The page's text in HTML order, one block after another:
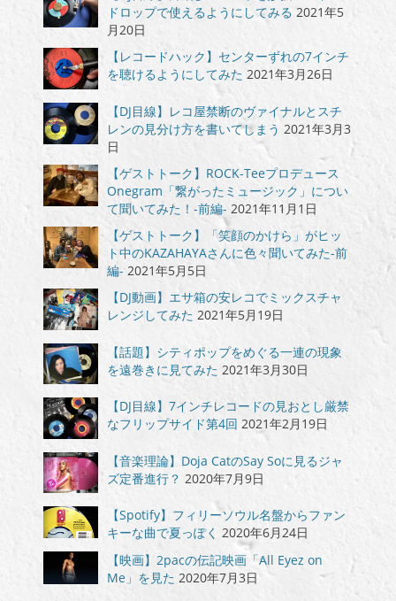
ドロップで使えるようにしてみる 2021年5
月20日
【レコードハック】センターずれの7インチ
を聴けるようにしてみた 2021年3月26日
【DJ目線】レコ屋禁断のヴァイナルとスチ
レンの見分け方を書いてしまう 2021年3月3
日
【ゲストトーク】ROCK-Teeプロデュース
Onegram「繋がったミュージック」につい
て聞いてみた！-前編- 2021年11月1日
【ゲストトーク】「笑顔のかけら」がヒッ
ト中のKAZAHAYAさんに色々聞いてみた-前
編- 2021年5月5日
【DJ動画】エサ箱の安レコでミックスチャ
レンジしてみた 2021年5月19日
【話題】シティポップをめぐる一連の現象
を遠巻きに見てみた 2021年3月30日
【DJ目線】7インチレコードの見おとし厳禁
なフリップサイド第4回 2021年2月19日
【音楽理論】Doja CatのSay Soに見るジャ
ズ定番進行？ 2020年7月9日
【Spotify】フィリーソウル名盤からファン
キーな曲で夏っぽく 2020年6月24日
【映画】2pacの伝記映画「All Eyez on
Me」を見た 2020年7月3日